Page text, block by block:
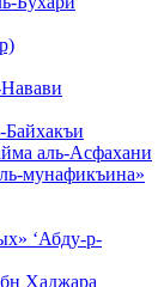
Байхакъи
аль-Асфахани
мунафикъина»
‘Абду-р-
Хаджара